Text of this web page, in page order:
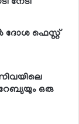
നേടി
ദോശ ഫെസ്റ്റ്
ഒരു